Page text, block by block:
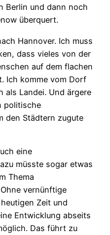
Berlin und dann noch
überquert.
Hannover. Ich muss
dass vieles von der
auf dem flachen
Ich komme vom Dorf
als Landei. Und ärgere
politische
den Städtern zugute
eine
müsste sogar etwas
Thema
vernünftige
Zeit und
Entwicklung abseits
Das führt zu